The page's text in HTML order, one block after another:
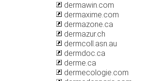
dermawin.com
dermaxime.com
dermazone.ca
dermazur.ch
dermcoll.asn.au
dermdoc.ca
derme.ca
dermecologie.com